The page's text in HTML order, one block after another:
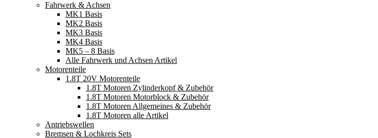
Fahrwerk & Achsen
MK1 Basis
MK2 Basis
MK3 Basis
MK4 Basis
MK5 – 8 Basis
Alle Fahrwerk und Achsen Artikel
Motorenteile
1.8T 20V Motorenteile
1.8T Motoren Zylinderkopf & Zubehör
1.8T Motoren Motorblock & Zubehör
1.8T Motoren Allgemeines & Zubehör
1.8T Motoren alle Artikel
Antriebswellen
Bremsen & Lochkreis Sets